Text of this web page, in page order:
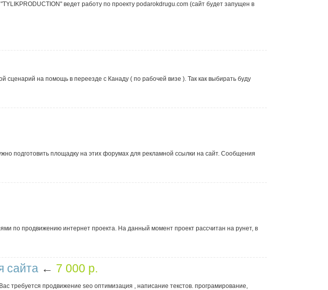
ведет работу по проекту podarokdrugu.com (сайт будет запущен в
сценарий на помощь в переезде с Канаду ( по рабочей визе ). Так как выбирать буду
подготовить площадку на этих форумах для рекламной ссылки на сайт. Сообщения
по продвижению интернет проекта. На данный момент проект рассчитан на рунет, в
сайта ← 7 000 p.
требуется продвижение seo оптимизация , написание текстов. програмирование,